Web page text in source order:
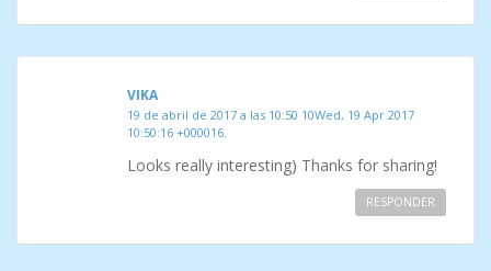
VIKA
19 de abril de 2017 a las 10:50 10Wed, 19 Apr 2017
10:50:16 +000016.
Looks really interesting) Thanks for sharing!
RESPONDER